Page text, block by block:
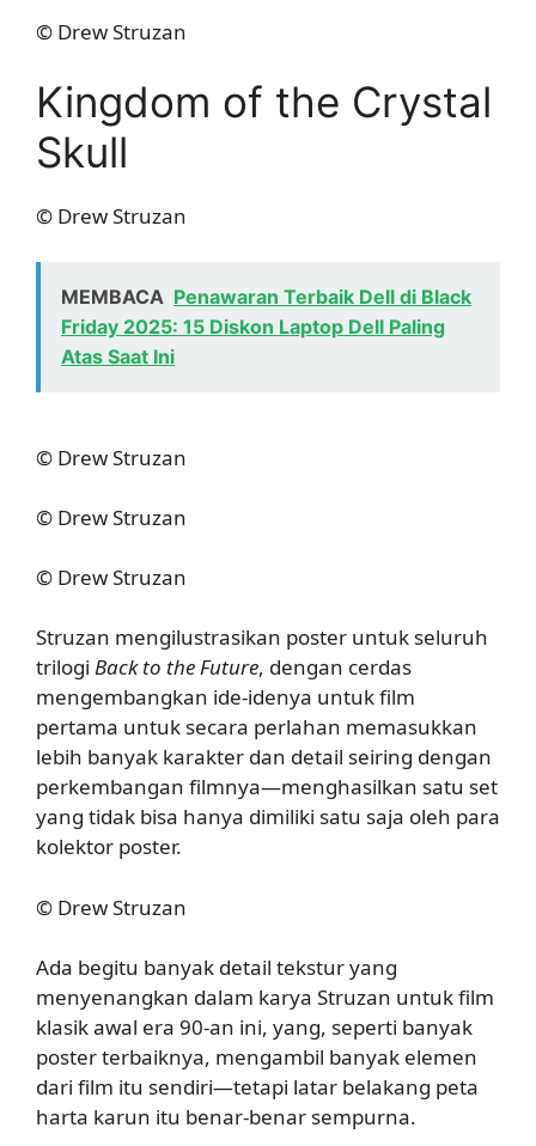
© Drew Struzan
Kingdom of the Crystal
Skull
© Drew Struzan
MEMBACA Penawaran Terbaik Dell di Black
Friday 2025: 15 Diskon Laptop Dell Paling
Atas Saat Ini
© Drew Struzan
© Drew Struzan
© Drew Struzan
Struzan mengilustrasikan poster untuk seluruh
trilogi Back to the Future, dengan cerdas
mengembangkan ide-idenya untuk film
pertama untuk secara perlahan memasukkan
lebih banyak karakter dan detail seiring dengan
perkembangan filmnya—menghasilkan satu set
yang tidak bisa hanya dimiliki satu saja oleh para
kolektor poster.
© Drew Struzan
Ada begitu banyak detail tekstur yang
menyenangkan dalam karya Struzan untuk film
klasik awal era 90-an ini, yang, seperti banyak
poster terbaiknya, mengambil banyak elemen
dari film itu sendiri—tetapi latar belakang peta
harta karun itu benar-benar sempurna.